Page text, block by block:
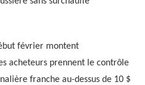
février montent
acheteurs prennent le contrôle
franche au-dessus de 10 $